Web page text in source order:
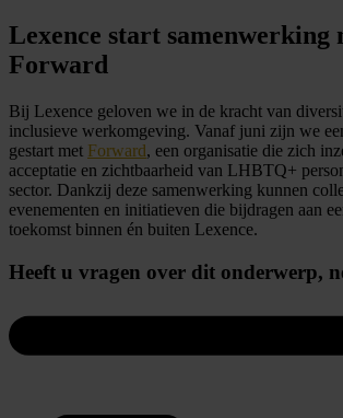
Lexence start samenwerking
Forward
Bij Lexence geloven we in de kracht van
inclusieve werkomgeving. Vanaf juni zijn we
gestart met Forward, een organisatie die zich
acceptatie en zichtbaarheid van LHBTQ+
sector. Dankzij deze samenwerking kunnen
evenementen en initiatieven die bijdragen aan
toekomst binnen én buiten Lexence.
Heeft u vragen over dit onderwerp,